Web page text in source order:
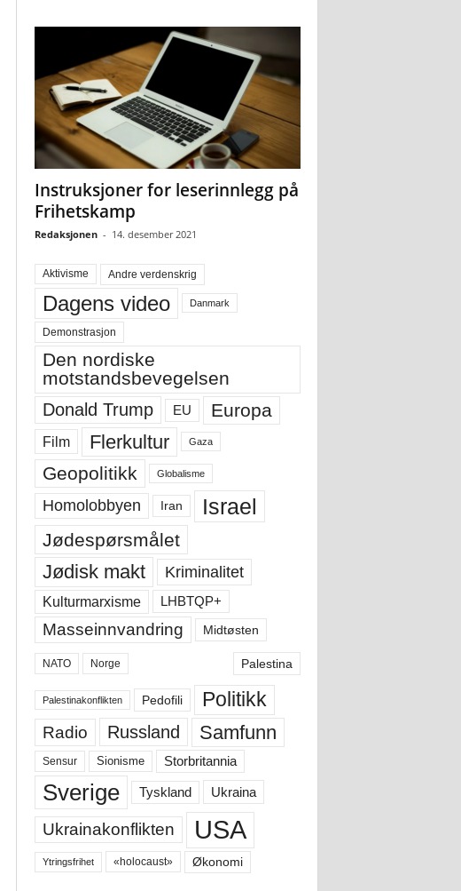
Instruksjoner for leserinnlegg på
Frihetskamp
Redaksjonen - 14. desember 2021
Aktivisme Andre verdenskrig
Dagens video Danmark
Demonstrasjon
Den nordiske
motstandsbevegelsen
Donald Trump EU Europa
Film Flerkultur Gaza
Geopolitikk Globalisme
Homolobbyen Iran Israel
Jødespørsmålet
Jødisk makt Kriminalitet
Kulturmarxisme LHBTQP+
Masseinnvandring Midtøsten
NATO Norge Palestina
Palestinakonflikten Pedofili Politikk
Radio Russland Samfunn
Sensur Sionisme Storbritannia
Sverige Tyskland Ukraina
Ukrainakonflikten USA
Ytringsfrihet «holocaust» Økonomi